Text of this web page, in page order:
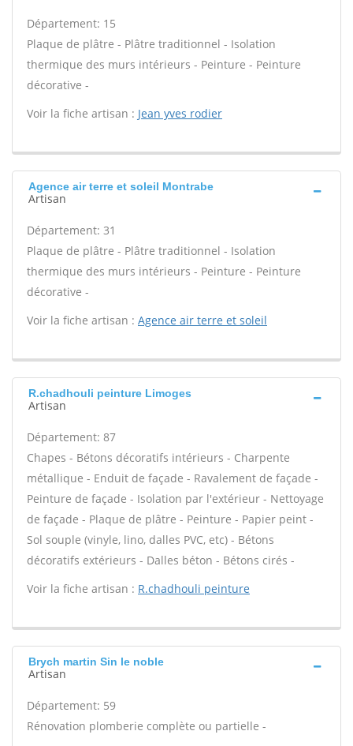
Département: 15
Plaque de plâtre - Plâtre traditionnel - Isolation
thermique des murs intérieurs - Peinture - Peinture
décorative -
Voir la fiche artisan : Jean yves rodier
Agence air terre et soleil Montrabe
Artisan
Département: 31
Plaque de plâtre - Plâtre traditionnel - Isolation
thermique des murs intérieurs - Peinture - Peinture
décorative -
Voir la fiche artisan : Agence air terre et soleil
R.chadhouli peinture Limoges
Artisan
Département: 87
Chapes - Bétons décoratifs intérieurs - Charpente
métallique - Enduit de façade - Ravalement de façade -
Peinture de façade - Isolation par l'extérieur - Nettoyage
de façade - Plaque de plâtre - Peinture - Papier peint -
Sol souple (vinyle, lino, dalles PVC, etc) - Bétons
décoratifs extérieurs - Dalles béton - Bétons cirés -
Voir la fiche artisan : R.chadhouli peinture
Brych martin Sin le noble
Artisan
Département: 59
Rénovation plomberie complète ou partielle -